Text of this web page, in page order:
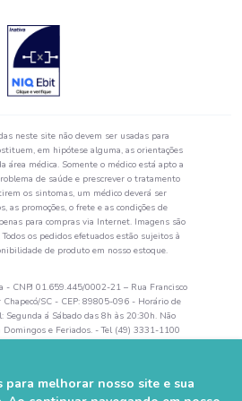
para melhorar nosso site e sua
neste site não devem ser usadas para
em hipótese alguma, as orientações
área médica. Somente o médico está apto a
de saúde e prescrever o tratamento
os sintomas, um médico deverá ser
as promoções, o frete e as condições de
para compras via Internet. Imagens são
os pedidos efetuados estão sujeitos à
de produto em nosso estoque.
- CNPJ 01.659.445/0002-21 – Rua Francisco
SC - CEP: 89805-096 - Horário de
á Sábado das 8h às 20:30h. Não
e Feriados. - Tel (49) 3331-1100